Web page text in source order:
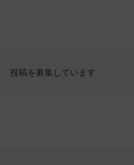
投稿を募集しています